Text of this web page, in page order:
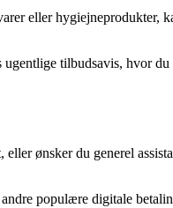
eller hygiejneprodukter,
tilbudsavis, hvor
ønsker du generel
populære digitale